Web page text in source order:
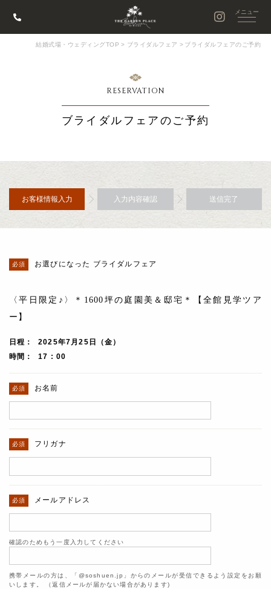
結婚式場・ウェディングTOP > ブライダルフェア > ブライダルフェアのご予約
RESERVATION
ブライダルフェアのご予約
お客様情報入力 入力内容確認 送信完了
お選びになった ブライダルフェア
〈平日限定♪〉＊1600坪の庭園美＆邸宅＊【全館見学ツア
ー】
日程
2025年7月25日（金）
時間
17 : 00
お名前
フリガナ
メールアドレス
確認のためもう一度入力してください
携帯メールの方は、「@soshuen.jp」からのメールが受信できるよう設定をお願
いします。 （返信メールが届かない場合があります)